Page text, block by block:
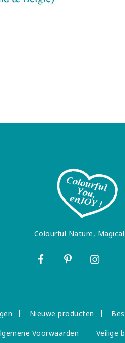
Colourful Nature,
Nieuwe producten
Voorwaarden Veilige